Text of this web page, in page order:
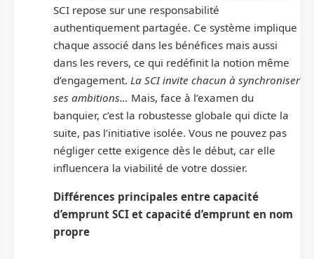
SCI repose sur une responsabilité
authentiquement partagée. Ce système implique
chaque associé dans les bénéfices mais aussi
dans les revers, ce qui redéfinit la notion même
d’engagement. La SCI invite chacun à synchroniser
ses ambitions… Mais, face à l’examen du
banquier, c’est la robustesse globale qui dicte la
suite, pas l’initiative isolée. Vous ne pouvez pas
négliger cette exigence dès le début, car elle
influencera la viabilité de votre dossier.
Différences principales entre capacité
d’emprunt SCI et capacité d’emprunt en nom
propre